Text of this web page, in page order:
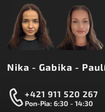
Nika - Gabika -
+421 911 520 267
Pon-Pia: 6:30 - 14:30